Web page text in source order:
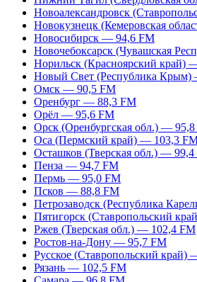
Новоалександровск
Новокузнецк (Кемеровская
Новосибирск — 94,6 FM
Новочебоксарск (Чувашская
Норильск (Красноярский край)
Новый Свет (Республика Крым)
Омск — 90,5 FM
Оренбург — 88,3 FM
Орёл — 95,6 FM
Орск (Оренбургская обл.) —
Оса (Пермский край) — 103,3
Осташков (Тверская обл.) —
Пенза — 94,7 FM
Пермь — 95,0 FM
Псков — 88,8 FM
Петрозаводск (Республика
Пятигорск (Ставропольский
Ржев (Тверская обл.) — 102,4 FM
Ростов-на-Дону — 95,7 FM
Русское (Ставропольский край)
Рязань — 102,5 FM